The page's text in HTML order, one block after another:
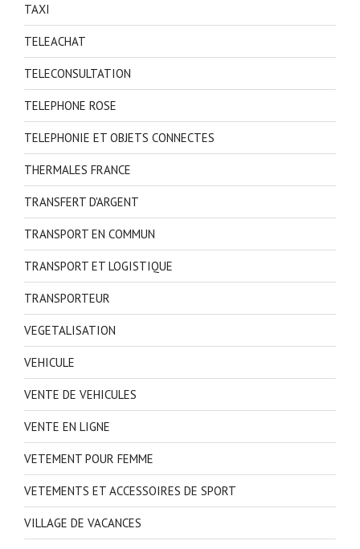
TAXI
TELEACHAT
TELECONSULTATION
TELEPHONE ROSE
TELEPHONIE ET OBJETS CONNECTES
THERMALES FRANCE
TRANSFERT D'ARGENT
TRANSPORT EN COMMUN
TRANSPORT ET LOGISTIQUE
TRANSPORTEUR
VEGETALISATION
VEHICULE
VENTE DE VEHICULES
VENTE EN LIGNE
VETEMENT POUR FEMME
VETEMENTS ET ACCESSOIRES DE SPORT
VILLAGE DE VACANCES